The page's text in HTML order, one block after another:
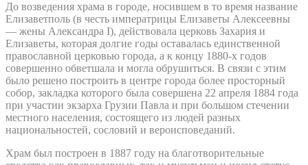
До возведения храма в городе, носившем в то время название
Елизаветполь (в честь императрицы Елизаветы Алексеевны
— жены Александра I), действовала церковь Захария и
Елизаветы, которая долгие годы оставалась единственной
православной церковью города, а к концу 1880-х годов
совершенно обветшала и могла обрушиться. В связи с этим
было решено построить в центре города более просторный
собор, закладка которого была совершена 22 апреля 1884 года
при участии экзарха Грузии Павла и при большом стечении
местного населения, состоящего из людей разных
национальностей, сословий и вероисповеданий.
Храм был построен в 1887 году на благотворительные